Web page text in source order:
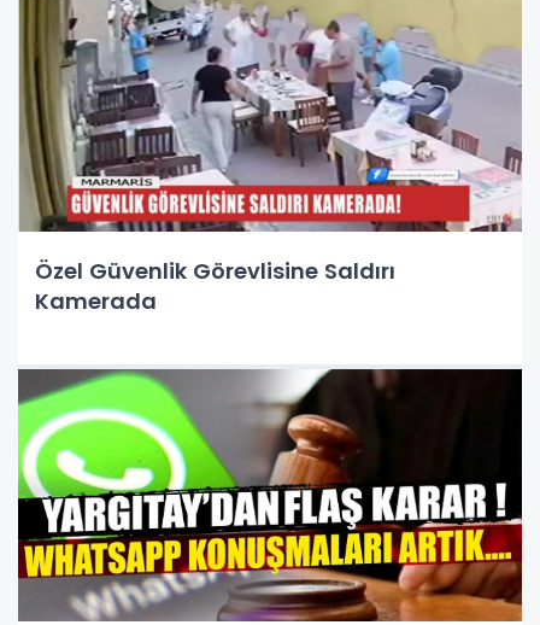
Özel Güvenlik Görevlisine Saldırı
Kamerada